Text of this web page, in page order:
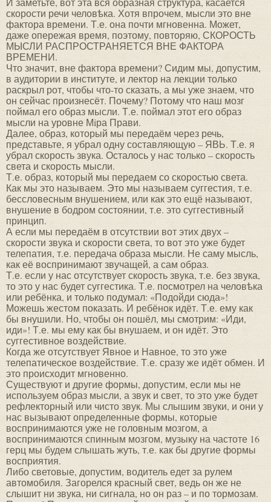
скорости речи человѣка. Хотя впрочем, мысли это вне
фактора времени. Т.е. она почти мгновенна. Может,
даже опережая время, поэтому, повторяю, СКОРОСТЬ
МЫСЛИ РАСПРОСТРАНЯЕТСЯ ВНЕ ФАКТОРА
ВРЕМЕНИ.
Что значит, вне фактора времени? Сидим мы, допустим,
в аудитории в институте, и лектор на лекции только
раскрыл рот, чтобы что-то сказать, а мы уже знаем, что
он сейчас произнесёт. Почему? Потому что наш мозг
поймал его образ мысли. Т.е. поймал этот его образ
мысли на уровне Мiра Прави.
Далее, образ, который мы передаём через речь,
представьте, я убрал одну составляющую – ЯВЬ. Т.е. я
убрал скорость звука. Осталось у нас только – скорость
света и скорость мысли.
Т.е. образ, который мы передаем со скоростью света.
Как мы это называем. Это мы называем суггестия, т.е.
бессловесным внушением, или как это ещё называют,
внушение в бодром состоянии, т.е. это суггестивный
принцип.
А если мы передаём в отсутствии вот этих двух –
скорости звука и скорости света, то вот это уже будет
телепатия, т.е. передача образа мысли. Не саму мысль,
как её воспринимают звучащей, а сам образ.
Т.е. если у нас отсутствует скорость звука, т.е. без звука,
то это у нас будет суггестика. Т.е. посмотрел на человѣка
или ребёнка, и только подумал: «Подойди сюда»!
Можешь жестом показать. И ребёнок идёт. Т.е. ему как
бы внушили. Но, чтобы он пошёл, мы смотрим: «Иди,
иди»! Т.е. мы ему как бы внушаем, и он идёт. Это
суггестивное воздействие.
Когда же отсутствует Явное и Навное, то это уже
телепатическое воздействие. Т.е. сразу же идёт обмен. И
это происходит мгновенно.
Существуют и другие формы, допустим, если мы не
используем образ мысли, а звук и свет, то это уже будет
рефлекторный или чисто звук. Мы слышим звуки, и они у
нас вызывают определенные формы, которые
воспринимаются уже не головным мозгом, а
воспринимаются спинным мозгом, музыку на частоте 16
герц мы будем слышать жуть, т.е. как бы другие формы
восприятия.
Либо световые, допустим, водитель едет за рулем
автомобиля. Загорелся красный свет, ведь он же не
слышит ни звука, ни сигнала, но он раз – и по тормозам.